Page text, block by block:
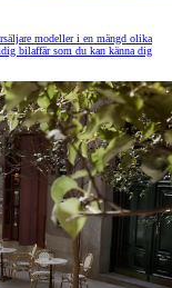
modeller i en mängd olika
bilaffär som du kan känna dig